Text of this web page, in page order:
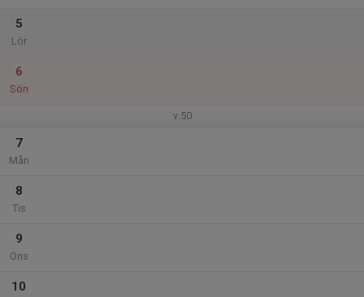
5
Lör
6
Sön
v.50
7
Mån
8
Tis
9
Ons
10